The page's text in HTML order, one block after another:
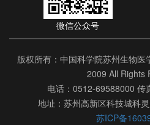
微信公众号
版权所有：中国科学院苏州生物
2009 All Rights
电话：0512-69588000 传
地址：苏州高新区科技城科
苏ICP备